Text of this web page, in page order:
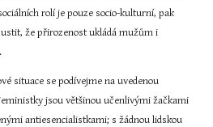
rolí je pouze socio-kulturní, pak
že přirozenost ukládá mužům i
situace se podívejme na uvedenou
jsou většinou učenlivými žačkami
antiesencialistkami; s žádnou lidskou